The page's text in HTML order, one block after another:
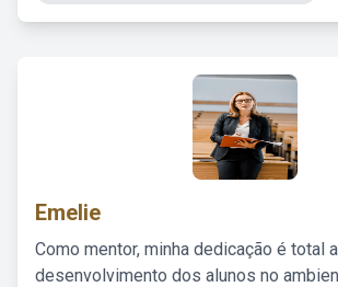
Emelie
Como mentor, minha dedicação é total
desenvolvimento dos alunos no